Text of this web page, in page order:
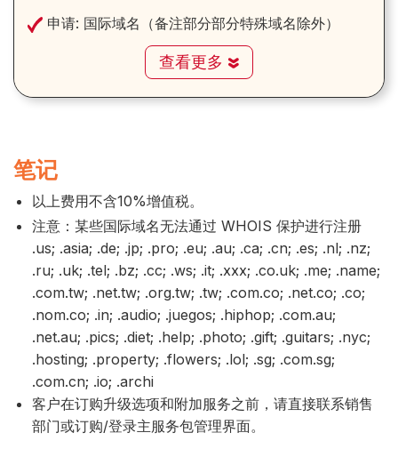
申请: 国际域名（备注部分部分特殊域名除外）
查看更多
笔记
以上费用不含10%增值税。
注意：某些国际域名无法通过 WHOIS 保护进行注册
.us; .asia; .de; .jp; .pro; .eu; .au; .ca; .cn; .es; .nl; .nz;
.ru; .uk; .tel; .bz; .cc; .ws; .it; .xxx; .co.uk; .me; .name;
.com.tw; .net.tw; .org.tw; .tw; .com.co; .net.co; .co;
.nom.co; .in; .audio; .juegos; .hiphop; .com.au;
.net.au; .pics; .diet; .help; .photo; .gift; .guitars; .nyc;
.hosting; .property; .flowers; .lol; .sg; .com.sg;
.com.cn; .io; .archi
客户在订购升级选项和附加服务之前，请直接联系销售
部门或订购/登录主服务包管理界面。